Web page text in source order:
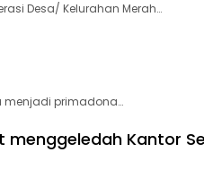
Desa/ Kelurahan Merah…
menjadi primadona…
menggeledah Kantor